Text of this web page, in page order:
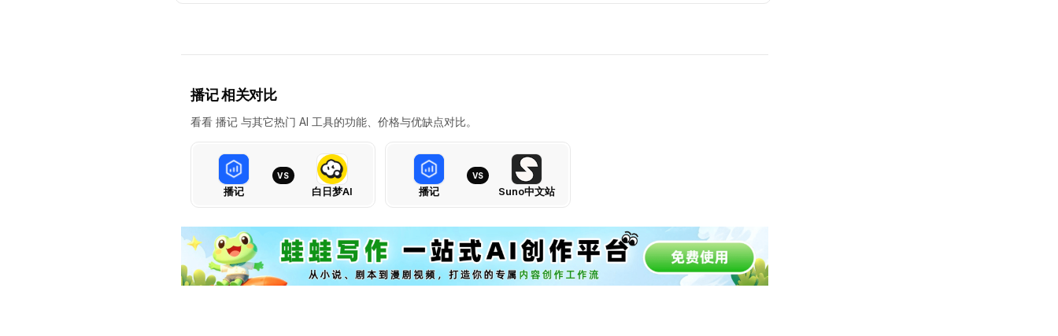
播记 相关对比
看看 播记 与其它热门 AI 工具的功能、价格与优缺点对比。
播记
VS
白日梦AI
记
VS
白
日
播记
VS
Suno中文站
VS
Suno
中